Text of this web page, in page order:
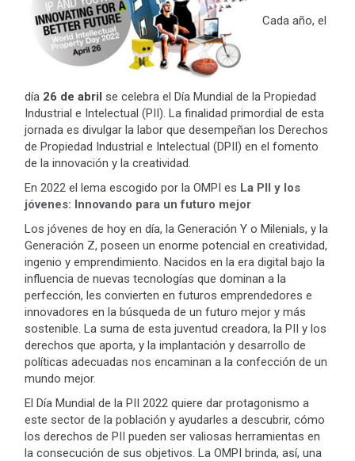
Cada año, el
día 26 de abril se celebra el Día Mundial de la Propiedad
Industrial e Intelectual (PII). La finalidad primordial de esta
jornada es divulgar la labor que desempeñan los Derechos
de Propiedad Industrial e Intelectual (DPII) en el fomento
de la innovación y la creatividad.
En 2022 el lema escogido por la OMPI es La PII y los
jóvenes: Innovando para un futuro mejor
Los jóvenes de hoy en día, la Generación Y o Milenials, y la
Generación Z, poseen un enorme potencial en creatividad,
ingenio y emprendimiento. Nacidos en la era digital bajo la
influencia de nuevas tecnologías que dominan a la
perfección, les convierten en futuros emprendedores e
innovadores en la búsqueda de un futuro mejor y más
sostenible. La suma de esta juventud creadora, la PII y los
derechos que aporta, y la implantación y desarrollo de
políticas adecuadas nos encaminan a la confección de un
mundo mejor.
El Día Mundial de la PII 2022 quiere dar protagonismo a
este sector de la población y ayudarles a descubrir, cómo
los derechos de PII pueden ser valiosas herramientas en
la consecución de sus objetivos. La OMPI brinda, así, una